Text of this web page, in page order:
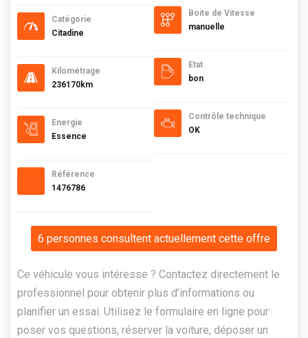
Catégorie
Citadine
Kilométrage
236170km
Energie
Essence
Référence
1476786
Boite de Vitesse
manuelle
Etat
bon
Contrôle technique
OK
6 personnes consultent actuellement cette offre
Ce véhicule vous intéresse ? Contactez directement le
professionnel pour obtenir plus d’informations ou
planifier un essai. Utilisez le formulaire en ligne pour
poser vos questions, réserver la voiture, déposer un